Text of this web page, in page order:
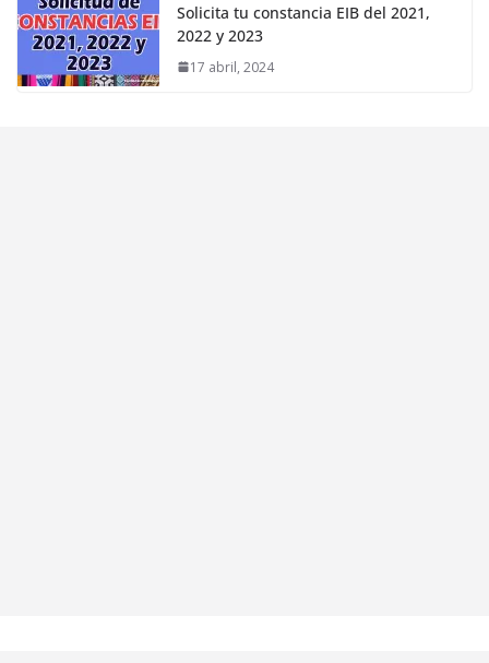
Solicita tu constancia EIB del 2021,
2022 y 2023
17 abril, 2024